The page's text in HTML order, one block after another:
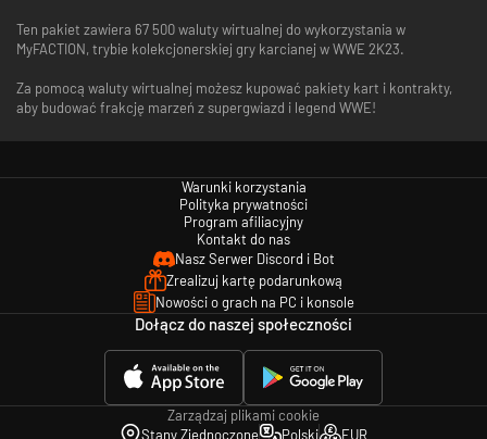
Ten pakiet zawiera 67 500 waluty wirtualnej do wykorzystania w
MyFACTION, trybie kolekcjonerskiej gry karcianej w WWE 2K23.
Za pomocą waluty wirtualnej możesz kupować pakiety kart i kontrakty,
aby budować frakcję marzeń z supergwiazd i legend WWE!
Warunki korzystania
Polityka prywatności
Program afiliacyjny
Kontakt do nas
Nasz Serwer Discord i Bot
Zrealizuj kartę podarunkową
Nowości o grach na PC i konsole
Dołącz do naszej społeczności
Zarządzaj plikami cookie
Stany Zjednoczone
Polski EUR